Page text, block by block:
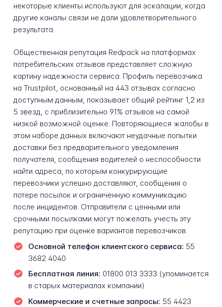
некоторые клиенты используют для эскалации, когда
другие каналы связи не дали удовлетворительного
результата.
Общественная репутация Redpack на платформах
потребительских отзывов представляет сложную
картину надежности сервиса. Профиль перевозчика
на Trustpilot, основанный на 443 отзывах согласно
доступным данным, показывает общий рейтинг 1,2 из
5 звезд, с приблизительно 91% отзывов на самой
низкой возможной оценке. Повторяющиеся жалобы в
этом наборе данных включают неудачные попытки
доставки без предварительного уведомления
получателя, сообщения водителей о неспособности
найти адреса, по которым конкурирующие
перевозчики успешно доставляют, сообщения о
потере посылок и ограниченную коммуникацию
после инцидентов. Отправители с ценными или
срочными посылками могут пожелать учесть эту
репутацию при оценке вариантов перевозчиков.
Основной телефон клиентского сервиса: 55
3682 4040
Бесплатная линия: 01800 013 3333 (упоминается
в старых материалах компании)
Коммерческие и счетные запросы: 55 4423